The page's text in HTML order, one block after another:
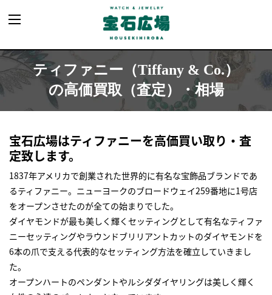
ティファニー（Tiffany & Co.）
の高価買取（査定）・相場
宝石広場はティファニーを高価買い取り・査
定致します。
1837年アメリカで創業された世界的に有名な宝飾品ブランドであ
るティファニー。ニューヨークのブロードウェイ259番地に1号店
をオープンさせたのが全ての始まりでした。
ダイヤモンドが最も美しく輝くセッティングとして有名なティファ
ニーセッティングやラウンドブリリアントカットのダイヤモンドを
6本の爪で支える代表的なセッティング方法を確立していきまし
た。
オープンハートのペンダントやルシダダイヤリングは美しく輝く